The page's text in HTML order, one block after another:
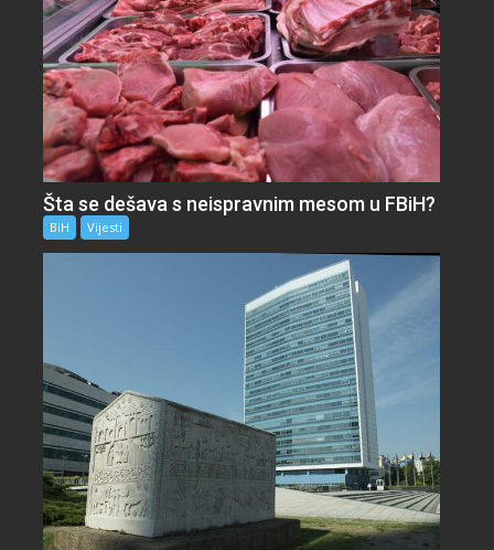
Šta se dešava s neispravnim mesom u FBiH?
BiH Vijesti